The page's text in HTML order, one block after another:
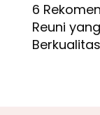
6
Reuni
Berkualitas